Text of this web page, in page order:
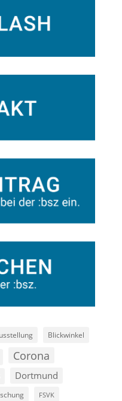
Blickwinkel
Corona
Dortmund
FSVK